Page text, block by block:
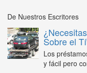
De Nuestros Escritores
Sobre el
Los
y fácil pero